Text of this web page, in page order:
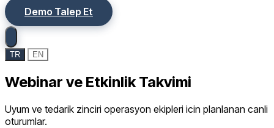
Demo Talep Et
TR EN
Webinar ve Etkinlik Takvimi
Uyum ve tedarik zinciri operasyon ekipleri icin planlanan canli
oturumlar.